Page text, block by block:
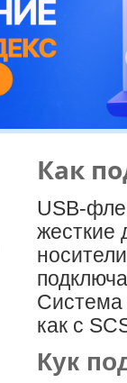
Как
USB-
жесткие
Система
как с
Кук